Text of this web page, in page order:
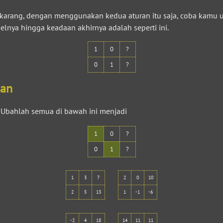
dengan menggunakan kedua aturan itu saja, coba kamu
hingga keadaan akhirnya adalah seperti ini.
1 0
?
0
1 ?
Ubahlah semua di bawah ini menjadi
1 0
?
0
1 ?
1 3 7
2 5 13
2 0 10
1 -1 -6
-2 4 18 14 11 11